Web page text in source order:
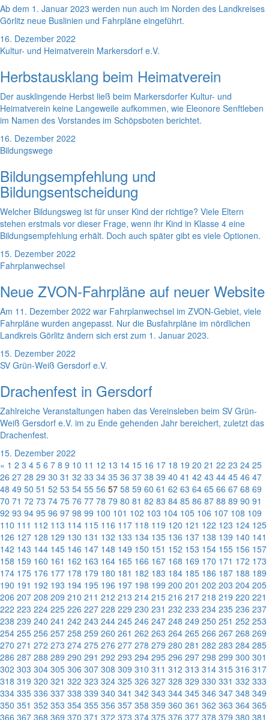
Ab dem 1. Januar 2023 werden nun auch im Norden des Landkreises
Görlitz neue Buslinien und Fahrpläne eingeführt.
16. Dezember 2022
Kultur- und Heimatverein Markersdorf e.V.
Herbstausklang beim Heimatverein
Der ausklingende Herbst ließ beim Markersdorfer Kultur- und
Heimatverein keine Langeweile aufkommen, wie Eleonore Senftleben
im Namen des Vorstandes im Schöpsboten berichtet.
16. Dezember 2022
Bildungswege
Bildungsempfehlung und
Bildungsentscheidung
Welcher Bildungsweg ist für unser Kind der richtige? Viele Eltern
stehen erstmals vor dieser Frage, wenn ihr Kind in Klasse 4 eine
Bildungsempfehlung erhält. Doch auch später gibt es viele Optionen.
15. Dezember 2022
Fahrplanwechsel
Neue ZVON-Fahrpläne auf neuer Website
Am 11. Dezember 2022 war Fahrplanwechsel im ZVON-Gebiet, viele
Fahrpläne wurden angepasst. Nur die Busfahrpläne im nördlichen
Landkreis Görlitz ändern sich erst zum 1. Januar 2023.
15. Dezember 2022
SV Grün-Weiß Gersdorf e.V.
Drachenfest in Gersdorf
Zahlreiche Veranstaltungen haben das Vereinsleben beim SV Grün-
Weiß Gersdorf e.V. im zu Ende gehenden Jahr bereichert, zuletzt das
Drachenfest.
15. Dezember 2022
« 1 2 3 4 5 6 7 8 9 10 11 12 13 14 15 16 17 18 19 20 21 22 23 24 25
26 27 28 29 30 31 32 33 34 35 36 37 38 39 40 41 42 43 44 45 46 47
48 49 50 51 52 53 54 55 56 57 58 59 60 61 62 63 64 65 66 67 68 69
70 71 72 73 74 75 76 77 78 79 80 81 82 83 84 85 86 87 88 89 90 91
92 93 94 95 96 97 98 99 100 101 102 103 104 105 106 107 108 109
110 111 112 113 114 115 116 117 118 119 120 121 122 123 124 125
126 127 128 129 130 131 132 133 134 135 136 137 138 139 140 141
142 143 144 145 146 147 148 149 150 151 152 153 154 155 156 157
158 159 160 161 162 163 164 165 166 167 168 169 170 171 172 173
174 175 176 177 178 179 180 181 182 183 184 185 186 187 188 189
190 191 192 193 194 195 196 197 198 199 200 201 202 203 204 205
206 207 208 209 210 211 212 213 214 215 216 217 218 219 220 221
222 223 224 225 226 227 228 229 230 231 232 233 234 235 236 237
238 239 240 241 242 243 244 245 246 247 248 249 250 251 252 253
254 255 256 257 258 259 260 261 262 263 264 265 266 267 268 269
270 271 272 273 274 275 276 277 278 279 280 281 282 283 284 285
286 287 288 289 290 291 292 293 294 295 296 297 298 299 300 301
302 303 304 305 306 307 308 309 310 311 312 313 314 315 316 317
318 319 320 321 322 323 324 325 326 327 328 329 330 331 332 333
334 335 336 337 338 339 340 341 342 343 344 345 346 347 348 349
350 351 352 353 354 355 356 357 358 359 360 361 362 363 364 365
366 367 368 369 370 371 372 373 374 375 376 377 378 379 380 381